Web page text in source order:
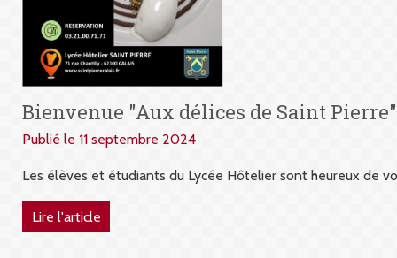
Bienvenue "Aux délices de Saint Pierre"
Publié le 11 septembre 2024
Les élèves et étudiants du Lycée Hôtelier sont heureux de
Lire l'article